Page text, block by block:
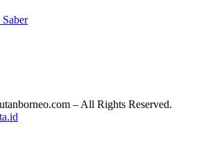
– All Rights Reserved.